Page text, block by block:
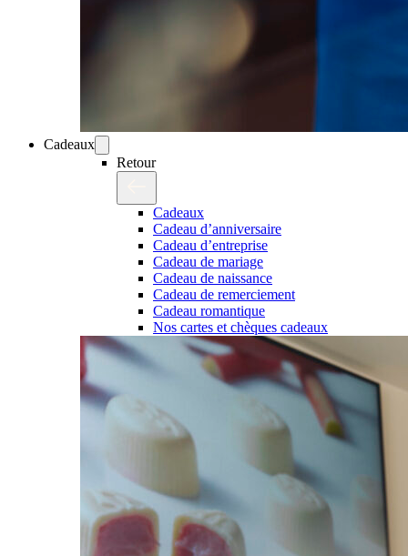
Cadeaux
Retour
Cadeaux
Cadeau d’anniversaire
Cadeau d’entreprise
Cadeau de mariage
Cadeau de naissance
Cadeau de remerciement
Cadeau romantique
Nos cartes et chèques cadeaux